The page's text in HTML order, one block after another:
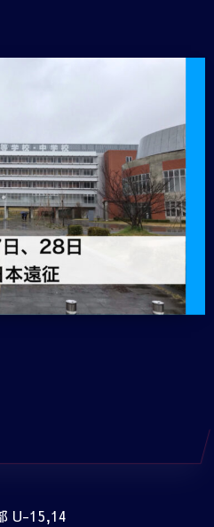
U-15,14